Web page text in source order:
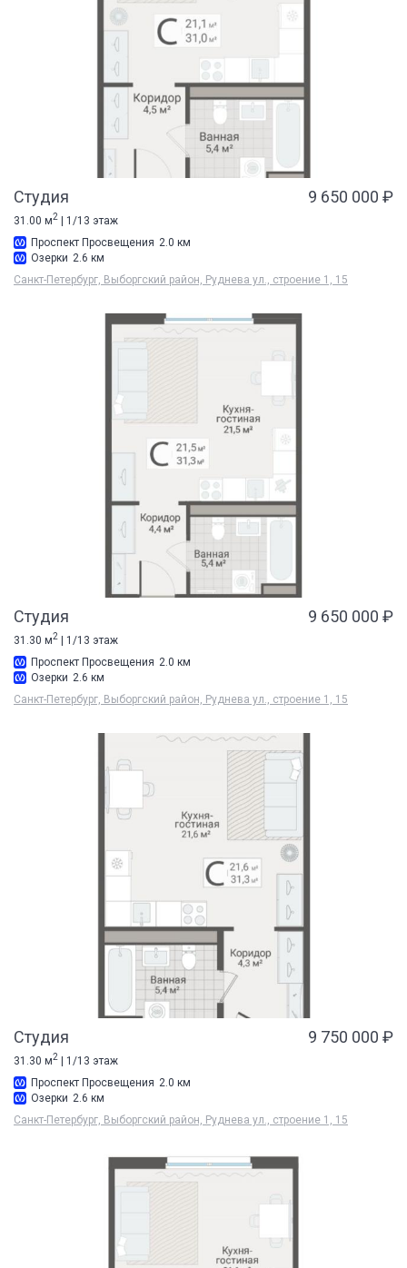
Студия 9 650 000 ₽
31.00 м2 | 1/13 этаж
Проспект Просвещения 2.0 км
Озерки 2.6 км
Санкт-Петербург, Выборгский район, Руднева ул., строение 1, 15
Студия 9 650 000 ₽
31.30 м2
| 1/13 этаж
Проспект Просвещения 2.0 км
Озерки 2.6 км
Санкт-Петербург, Выборгский район, Руднева ул., строение 1, 15
Студия 9 750 000 ₽
31.30 м2 | 1/13 этаж
Проспект Просвещения 2.0 км
Озерки 2.6 км
Санкт-Петербург, Выборгский район, Руднева ул., строение 1, 15